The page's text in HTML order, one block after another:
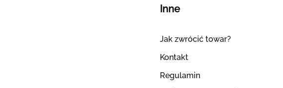
Inne
Jak zwrócić towar?
Kontakt
Regulamin